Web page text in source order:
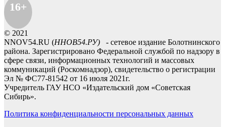
16+
© 2021
NNOV54.RU (ННОВ54.РУ) - сетевое издание Болотнинского
района. Зарегистрировано Федеральной службой по надзору в
сфере связи, информационных технологий и массовых
коммуникаций (Роскомнадзор), свидетельство о регистрации
Эл № ФС77-81542 от 16 июля 2021г.
Учредитель ГАУ НСО «Издательский дом «Советская
Сибирь».
Политика конфиденциальности персональных данных